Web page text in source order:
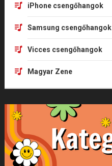
iPhone csengőhangok
Samsung csengőhangok
Vicces csengőhangok
Magyar Zene